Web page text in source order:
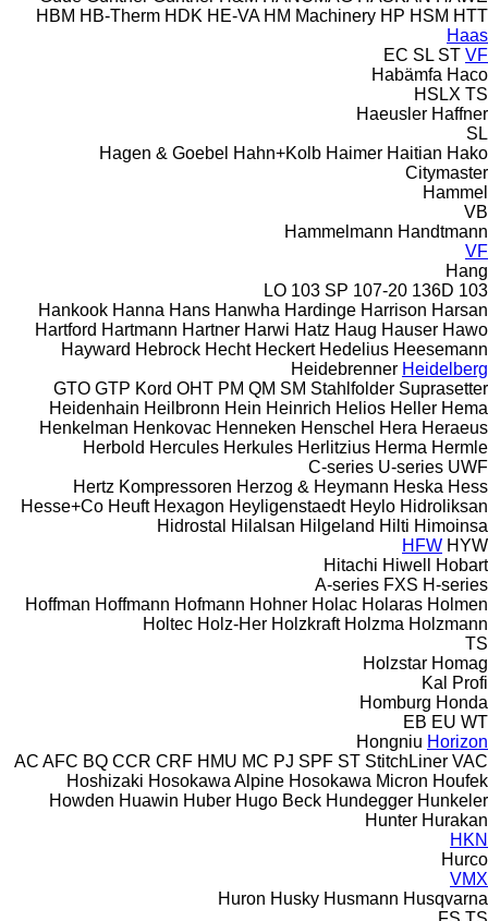
HBM HB‑Therm HDK HE-VA HM Machinery HP HSM HTT
Haas
EC SL ST VF
Habämfa Haco
HSLX TS
Haeusler Haffner
SL
Hagen & Goebel Hahn+Kolb Haimer Haitian Hako
Citymaster
Hammel
VB
Hammelmann Handtmann
VF
Hang
103 LO
103 SP 107-20 136D
Hankook Hanna Hans Hanwha Hardinge Harrison Harsan
Hartford Hartmann Hartner Harwi Hatz Haug Hauser Hawo
Hayward Hebrock Hecht Heckert Hedelius Heesemann
Heidebrenner Heidelberg
GTO GTP Kord OHT PM QM SM Stahlfolder Suprasetter
Heidenhain Heilbronn Hein Heinrich Helios Heller Hema
Henkelman Henkovac Henneken Henschel Hera Heraeus
Herbold Hercules Herkules Herlitzius Herma Hermle
C-series U-series UWF
Hertz Kompressoren Herzog & Heymann Heska Hess
Hesse+Co Heuft Hexagon Heyligenstaedt Heylo Hidroliksan
Hidrostal
Hilalsan Hilgeland Hilti Himoinsa
HFW HYW
Hitachi Hiwell
Hobart
A-series FXS H-series
Hoffman Hoffmann Hofmann Hohner Holac Holaras Holmen
Holtec Holz-Her Holzkraft Holzma Holzmann
TS
Holzstar Homag
Kal
Profi
Homburg Honda
EB EU WT
Hongniu Horizon
AC AFC BQ CCR CRF HMU MC PJ SPF ST StitchLiner VAC
Hoshizaki Hosokawa Alpine Hosokawa Micron Houfek
Howden Huawin Huber Hugo Beck Hundegger Hunkeler
Hunter Hurakan
HKN
Hurco
VMX
Huron Husky Husmann Husqvarna